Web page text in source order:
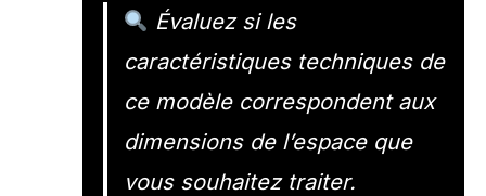
Évaluez si les
caractéristiques techniques de
ce modèle correspondent aux
dimensions de l’espace que
vous souhaitez traiter.